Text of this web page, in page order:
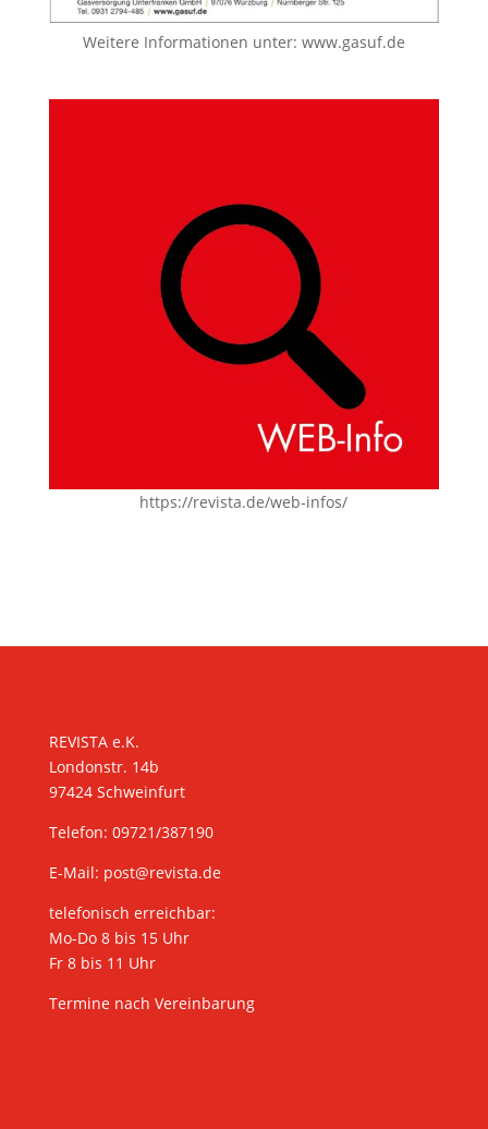
Weitere Informationen unter: www.gasuf.de
https://revista.de/web-infos/
REVISTA e.K.
Londonstr. 14b
97424 Schweinfurt
Telefon: 09721/387190
E-Mail: post@revista.de
telefonisch erreichbar:
Mo-Do 8 bis 15 Uhr
Fr 8 bis 11 Uhr
Termine nach Vereinbarung